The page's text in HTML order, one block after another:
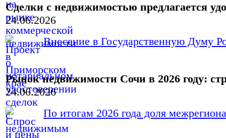
Сделки с недвижимостью предлагается
24.06.2026
Внесение в Государственную Думу
Рынок недвижимости Сочи в 2026 году:
24.06.2026
По итогам 2026 года доля